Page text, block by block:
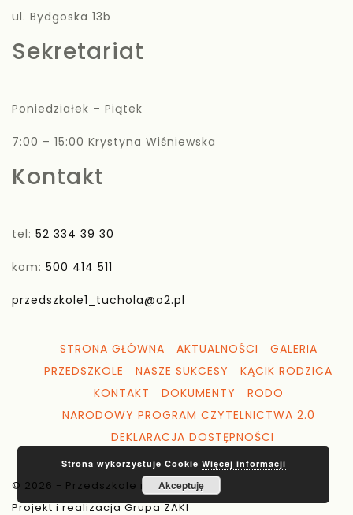
ul. Bydgoska 13b
Sekretariat
Poniedziałek – Piątek
7:00 – 15:00 Krystyna Wiśniewska
Kontakt
tel: 52 334 39 30
kom: 500 414 511
przedszkole1_tuchola@o2.pl
STRONA GŁÓWNA AKTUALNOŚCI
GALERIA
PRZEDSZKOLE
NASZE SUKCESY
KĄCIK RODZICA
KONTAKT
DOKUMENTY
RODO
NARODOWY PROGRAM CZYTELNICTWA 2.0
DEKLARACJA DOSTĘPNOŚCI
© 2026 - Przedszkole nr 1 Tuchola
Projekt i realizacja Grupa ZAKI
Strona wykorzystuje Cookie Więcej informacji
Akceptuję